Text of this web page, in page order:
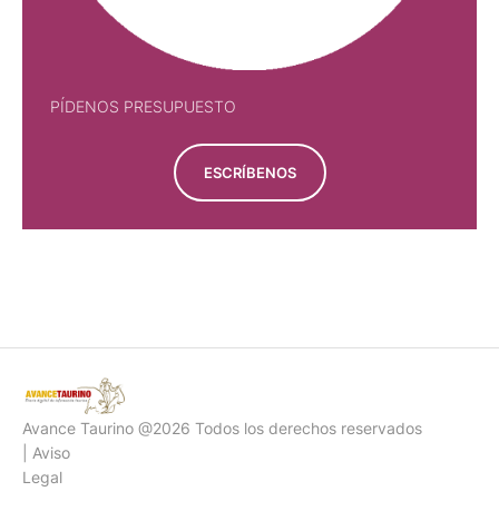
PÍDENOS PRESUPUESTO
ESCRÍBENOS
Avance Taurino @2026 Todos los derechos reservados
| Aviso
Legal